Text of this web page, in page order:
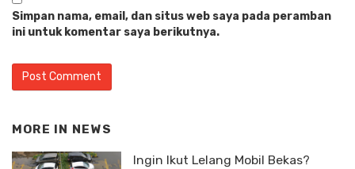
Simpan nama, email, dan situs web saya pada peramban
ini untuk komentar saya berikutnya.
MORE IN NEWS
Ingin Ikut Lelang Mobil Bekas?